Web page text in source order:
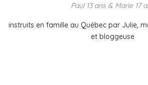
Paul 13 ans & Marie 17
instruits en famille au Québec par Julie,
et bloggeuse